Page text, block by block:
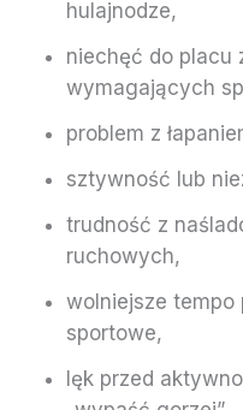
hulajnodze,
niechęć do placu
wymagających
problem z
sztywność lub
trudność z
ruchowych,
wolniejsze tempo
sportowe,
lęk przed